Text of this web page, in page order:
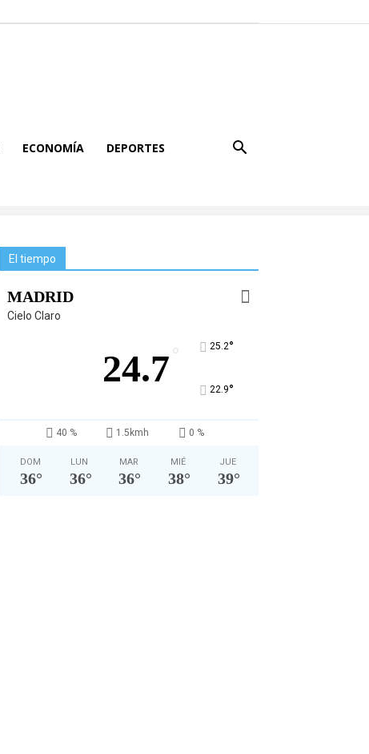
ECONOMÍA DEPORTES
El tiempo
MADRID
Cielo Claro
24.7 ° 25.2°
22.9°
40 % 1.5kmh 0 %
DOM
36°
LUN
36°
MAR
36°
MIÉ
38°
JUE
39°